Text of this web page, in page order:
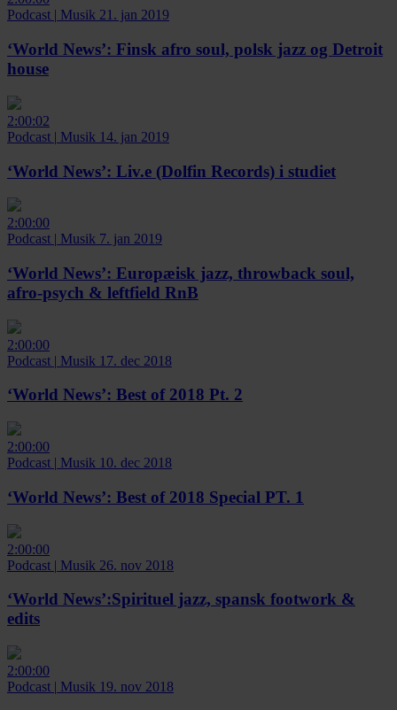
Podcast | Musik 21. jan 2019
‘World News’: Finsk afro soul, polsk jazz og Detroit
house
2:00:02
Podcast | Musik 14. jan 2019
‘World News’: Liv.e (Dolfin Records) i studiet
2:00:00
Podcast | Musik 7. jan 2019
‘World News’: Europæisk jazz, throwback soul,
afro-psych & leftfield RnB
2:00:00
Podcast | Musik 17. dec 2018
‘World News’: Best of 2018 Pt. 2
2:00:00
Podcast | Musik 10. dec 2018
‘World News’: Best of 2018 Special PT. 1
2:00:00
Podcast | Musik 26. nov 2018
‘World News’:Spirituel jazz, spansk footwork &
edits
2:00:00
Podcast | Musik 19. nov 2018